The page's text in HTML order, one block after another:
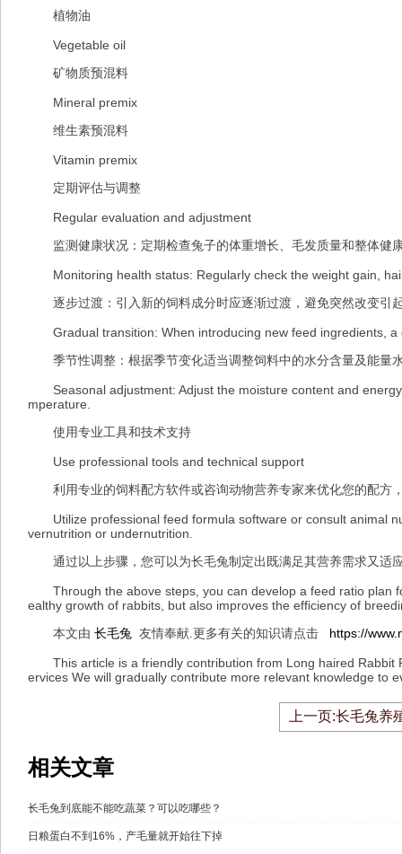
植物油
Vegetable oil
矿物质预混料
Mineral premix
维生素预混料
Vitamin premix
定期评估与调整
Regular evaluation and adjustment
监测健康状况：定期检查兔子的体重增长、毛发质量和整体健
Monitoring health status: Regularly check the weight gain,
逐步过渡：引入新的饲料成分时应逐渐过渡，避免突然改变引
Gradual transition: When introducing new feed ingredients, a
季节性调整：根据季节变化适当调整饲料中的水分含量及能量
Seasonal adjustment: Adjust the moisture content and energy
mperature.
使用专业工具和技术支持
Use professional tools and technical support
利用专业的饲料配方软件或咨询动物营养专家来优化您的配方
Utilize professional feed formula software or consult animal
vernutrition or undernutrition.
通过以上步骤，您可以为长毛兔制定出既满足其营养需求又适
Through the above steps, you can develop a feed ratio plan
ealthy growth of rabbits, but also improves the efficiency of
本文由 长毛兔 友情奉献.更多有关的知识请点击 https://
This article is a friendly contribution from Long haired Rabbit
ervices We will gradually contribute more relevant knowledge to
上一页:长毛兔
相关文章
长毛兔到底能不能吃蔬菜？可以吃哪些？
日粮蛋白不到16%，产毛量就开始往下掉